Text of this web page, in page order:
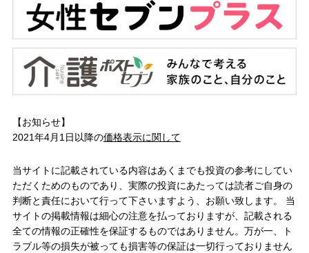
【お知らせ】
2021年4月1日以降の価格表示に関して
当サイトに記載されている内容はあくまでも投資の参考にしてい
ただくためのものであり、実際の投資にあたっては読者ご自身の
判断と責任において行って下さいますよう、お願い致します。 当
サイトの掲載情報は細心の注意を払っておりますが、記載される
全ての情報の正確性を保証するものではありません。万が一、ト
ラブル等の損失が被っても損害等の保証は一切行っておりません